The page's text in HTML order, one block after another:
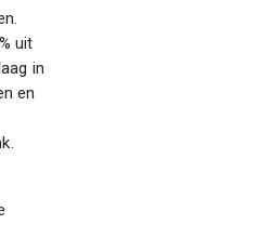
uit
in
en